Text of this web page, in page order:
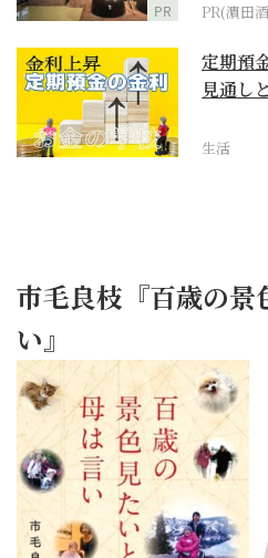
PR PR(濵田
定期預
見通し
生活
市毛良枝『百歳の景
い』